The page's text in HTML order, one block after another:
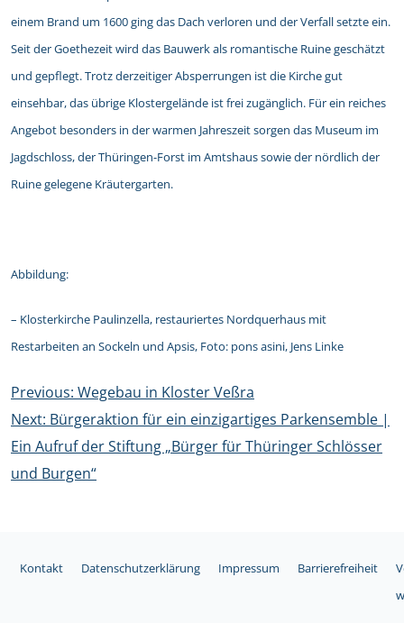
einem Brand um 1600 ging das Dach verloren und der Verfall setzte ein.
Seit der Goethezeit wird das Bauwerk als romantische Ruine geschätzt
und gepflegt. Trotz derzeitiger Absperrungen ist die Kirche gut
einsehbar, das übrige Klostergelände ist frei zugänglich. Für ein reiches
Angebot besonders in der warmen Jahreszeit sorgen das Museum im
Jagdschloss, der Thüringen-Forst im Amtshaus sowie der nördlich der
Ruine gelegene Kräutergarten.
Abbildung:
– Klosterkirche Paulinzella, restauriertes Nordquerhaus mit
Restarbeiten an Sockeln und Apsis, Foto: pons asini, Jens Linke
Beitragsnavigation
Previous: Wegebau in Kloster Veßra
Next: Bürgeraktion für ein einzigartiges Parkensemble |
Ein Aufruf der Stiftung „Bürger für Thüringer Schlösser
und Burgen“
Kontakt Datenschutzerklärung Impressum Barrierefreiheit